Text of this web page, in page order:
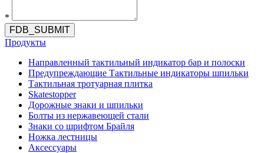
*
FDB_SUBMIT
Продукты
Направленный тактильный индикатор бар и полоски
Предупреждающие Тактильные индикаторы шпильки
Тактильная тротуарная плитка
Skatestopper
Дорожные знаки и шпильки
Болты из нержавеющей стали
Знаки со шрифтом Брайля
Ножка лестницы
Аксессуары